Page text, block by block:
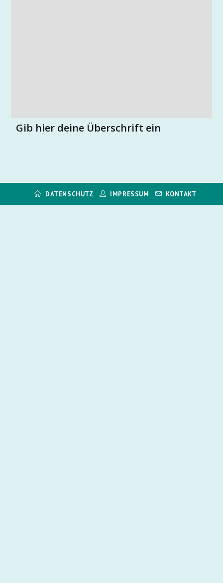
Gib hier deine Überschrift ein
DATENSCHUTZ IMPRESSUM KONTAKT